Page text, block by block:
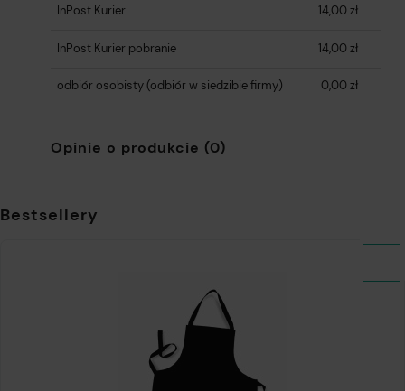
InPost Kurier 14,00 zł
InPost Kurier pobranie 14,00 zł
odbiór osobisty(odbiór w siedzibie firmy) 0,00 zł
Opinie o produkcie (0)
Bestsellery